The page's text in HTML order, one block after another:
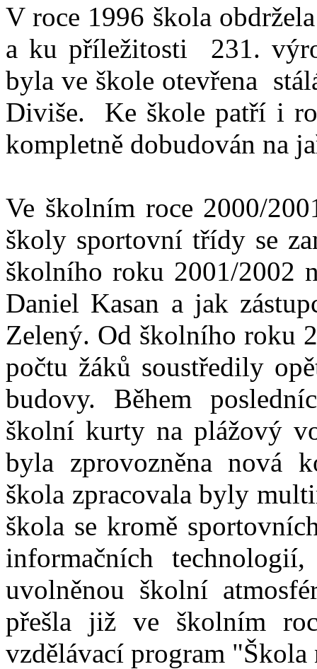
V roce 1996 škola
a ku příležitosti 231.
byla ve škole otevřena
Diviše. Ke škole patří i
kompletně dobudován na
Ve školním roce 2000/
školy sportovní třídy se
školního roku 2001/2002
Daniel Kasan a jak
Zelený. Od školního roku
počtu žáků soustředily
budovy. Během
školní kurty na plážový
byla zprovozněna nová
škola zpracovala byly
škola se kromě
informačních
uvolněnou školní
přešla již ve školním
vzdělávací program